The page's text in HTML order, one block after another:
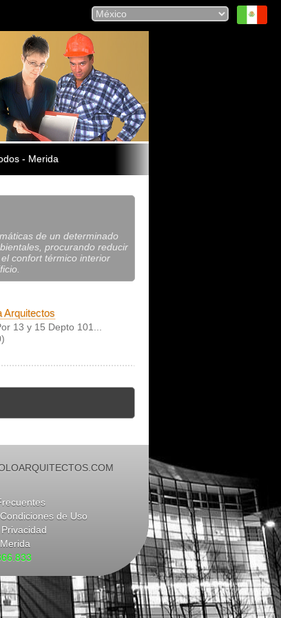
- Merida
de un determinado
procurando reducir
confort térmico interior
Arquitectos
13 y 15 Depto 101...
de Uso